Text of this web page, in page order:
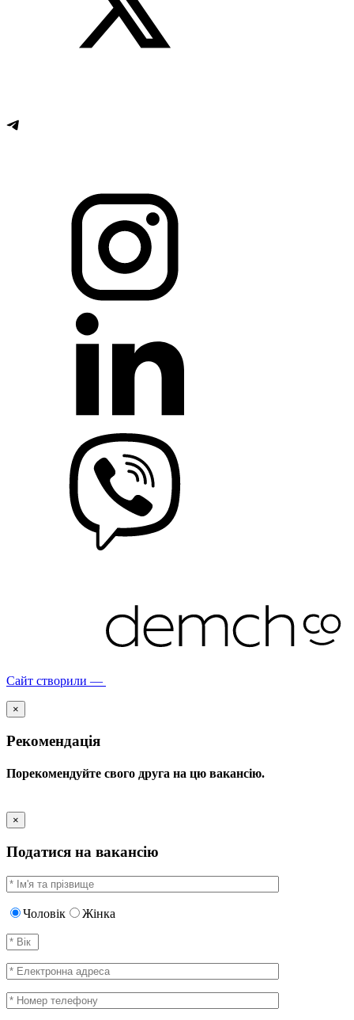
Сайт створили —
×
Рекомендація
Порекомендуйте свого друга на цю вакансію.
×
Податися на вакансію
Чоловік Жінка